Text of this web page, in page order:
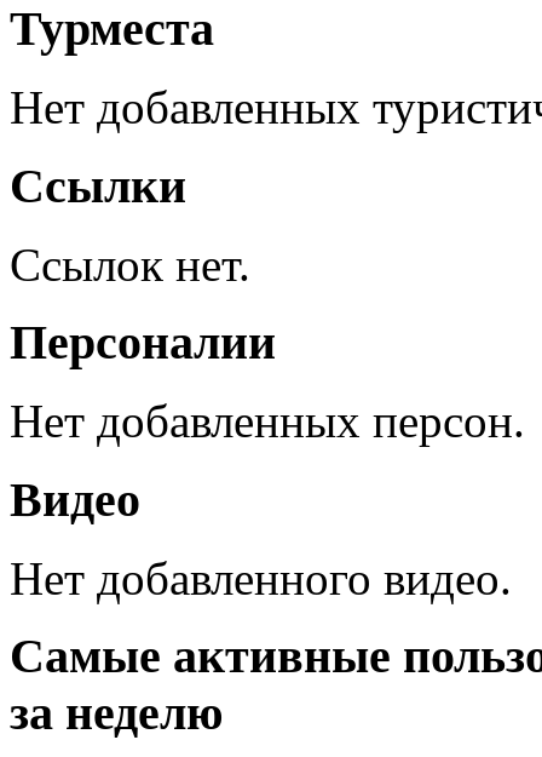
Турместа
Нет добавленных
Ссылки
Ссылок нет.
Персоналии
Нет добавленных персон.
Видео
Нет добавленного видео.
Самые активные
за неделю